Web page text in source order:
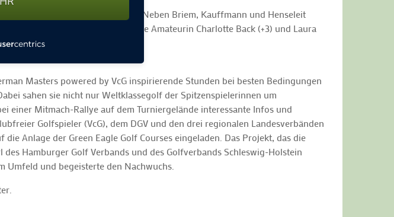
Golferinnen aus Deutschland. Neben Briem, Kauffmann und Henseleit
Patricia Isabel Schmidt (+2) die Amateurin Charlotte Back (+3) und Laura
Masters powered by VcG inspirierende Stunden bei besten Bedingungen
sahen sie nicht nur Weltklassegolf der Spitzenspielerinnen um
einer Mitmach-Rallye auf dem Turniergelände interessante Infos und
Golfspieler (VcG), dem DGV und den drei regionalen Landesverbänden
Anlage der Green Eagle Golf Courses eingeladen. Das Projekt, das die
Hamburger Golf Verbands und des Golfverbands Schleswig-Holstein
Umfeld und begeisterte den Nachwuchs.